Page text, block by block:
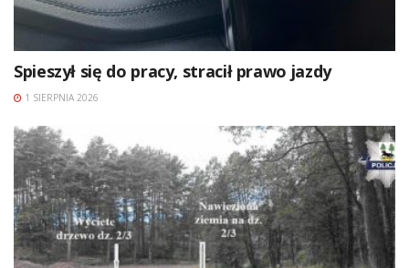
Spieszył się do pracy, stracił prawo jazdy
1 SIERPNIA 2026